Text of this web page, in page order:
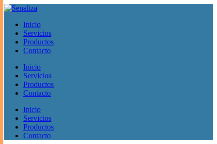
Inicio
Servicios
Productos
Contacto
Inicio
Servicios
Productos
Contacto
Inicio
Servicios
Productos
Contacto